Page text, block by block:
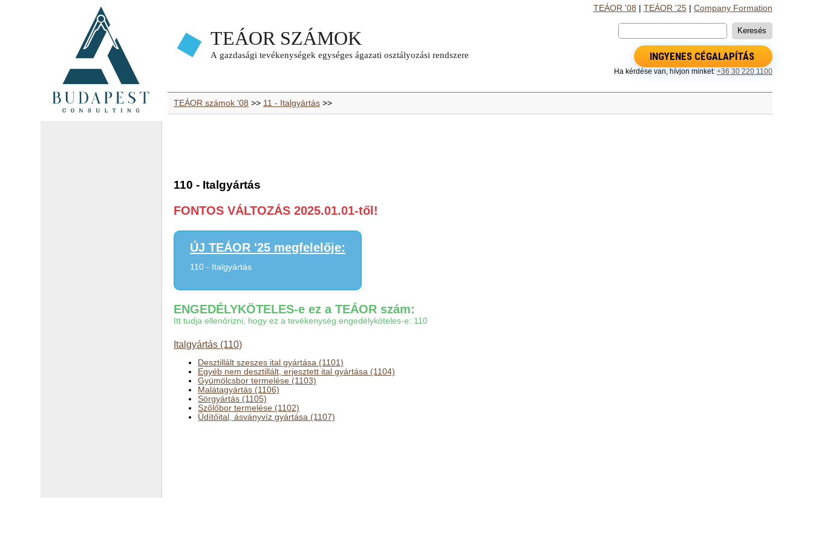
TEÁOR '08 TEÁOR '25| Company Formation
INGYENES CÉGALAPÍTÁS
Ha kérdése van, hívjon minket: +36 30 220 1100
TEÁOR számok '08 >> 11 - Italgyártás >>
110 - Italgyártás
FONTOS VÁLTOZÁS 2025.01.01-től!
ÚJ TEÁOR '25 megfelelője:
110 - Italgyártás
ENGEDÉLYKÖTELES-e ez a TEÁOR szám:
Itt tudja ellenőrizni, hogy ez a tevékenység engedélyköteles-e: 110
Italgyártás (110)
Desztillált szeszes ital gyártása (1101)
Egyéb nem desztillált, erjesztett ital gyártása (1104)
Gyümölcsbor termelése (1103)
Malátagyártás (1106)
Sörgyártás (1105)
Szőlőbor termelése (1102)
Üdítőital, ásványvíz gyártása (1107)